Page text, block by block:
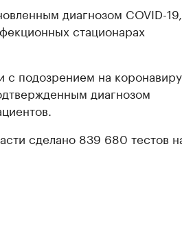
диагнозом COVID-
стационарах
с подозрением на
диагнозом
сделано 839 680 тестов